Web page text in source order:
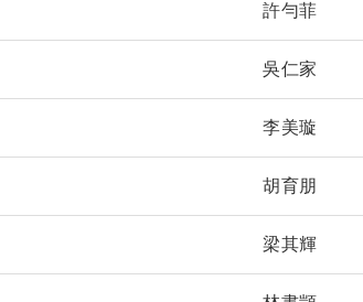
許勻菲
吳仁家
李美璇
胡育朋
梁其輝